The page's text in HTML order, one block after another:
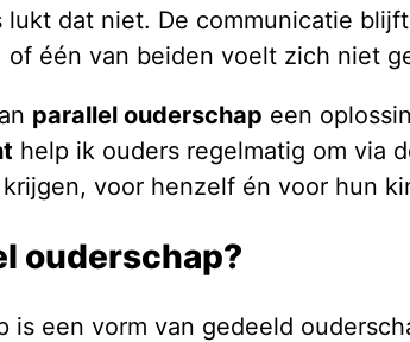
lukt dat niet. De communicatie
of één van beiden voelt zich niet
parallel ouderschap een
help ik ouders regelmatig om via
voor henzelf én voor hun
ouderschap?
is een vorm van gedeeld